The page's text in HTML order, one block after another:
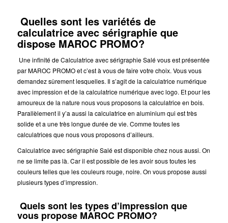
Quelles sont les variétés de
calculatrice avec sérigraphie que
dispose MAROC PROMO?
Une infinité de Calculatrice avec sérigraphie Salé vous est présentée
par MAROC PROMO et c’est à vous de faire votre choix. Vous vous
demandez sûrement lesquelles. Il s’agit de la calculatrice numérique
avec impression et de la calculatrice numérique avec logo. Et pour les
amoureux de la nature nous vous proposons la calculatrice en bois.
Parallèlement il y’a aussi la calculatrice en aluminium qui est très
solide et a une très longue durée de vie. Comme toutes les
calculatrices que nous vous proposons d’ailleurs.
Calculatrice avec sérigraphie Salé est disponible chez nous aussi. On
ne se limite pas là. Car il est possible de les avoir sous toutes les
couleurs telles que les couleurs rouge, noire. On vous propose aussi
plusieurs types d’impression.
Quels sont les types d’impression que
vous propose MAROC PROMO?